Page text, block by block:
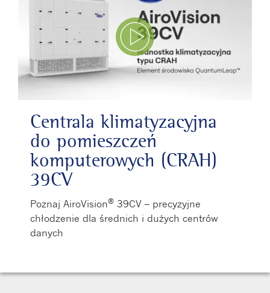
Odtwórz film
Centrala klimatyzacyjna
do pomieszczeń
komputerowych (CRAH)
39CV
Poznaj AiroVision® 39CV – precyzyjne
chłodzenie dla średnich i dużych centrów
danych